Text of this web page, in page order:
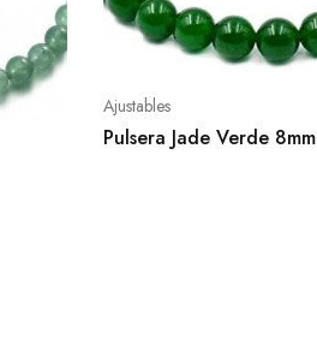
Ajustables
Pulsera Jade Verde 8mm